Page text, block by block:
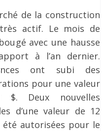
de la construction
actif. Le mois de
avec une hausse
à l’an dernier.
ont subi des
pour une valeur
Deux nouvelles
d’une valeur de 12
autorisées pour le